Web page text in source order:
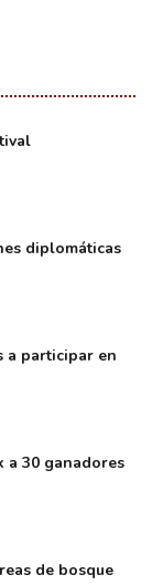
diplomáticas
a participar en
a 30 ganadores
de bosque